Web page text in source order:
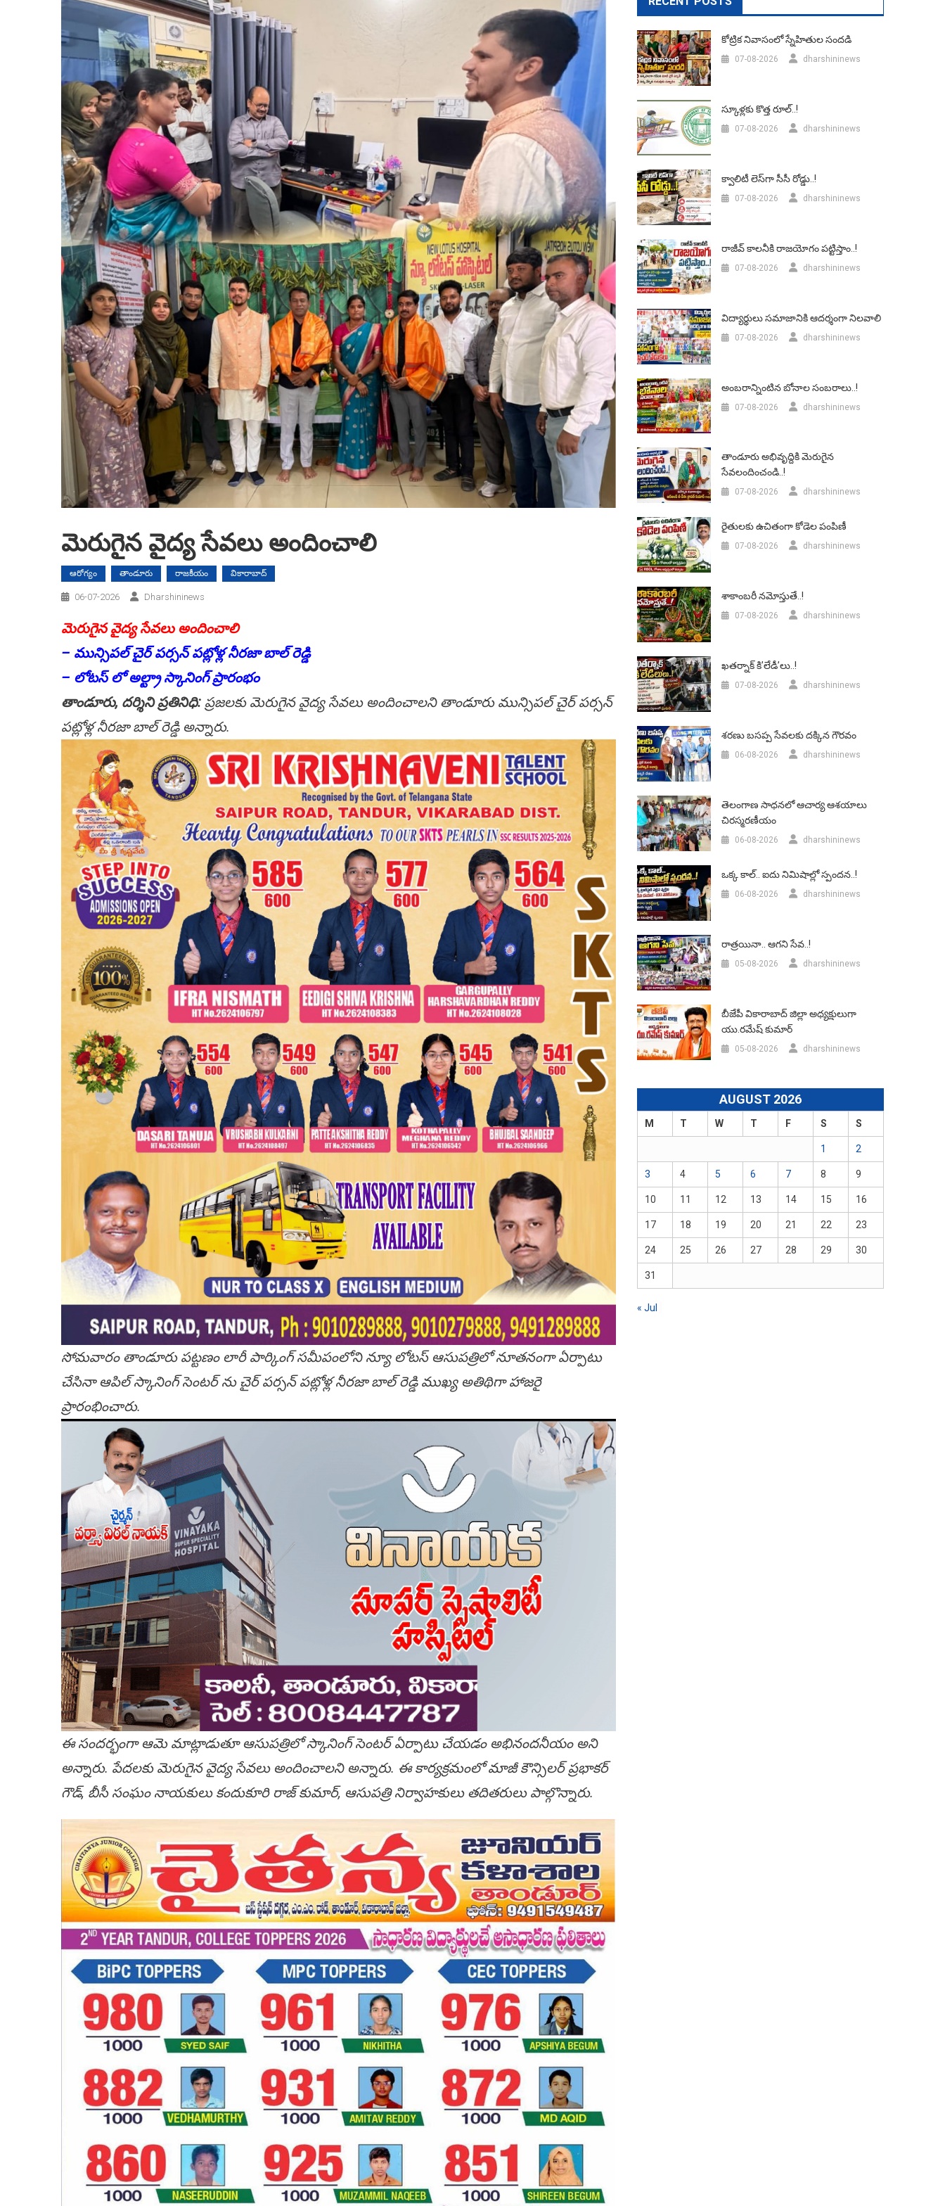
మెరుగైన వైద్య సేవలు అందించాలి
ఆరోగ్యం తాండూరు రాజకీయం వికారాబాద్
06-07-2026 Dharshininews
మెరుగైన వైద్య సేవలు అందించాలి
– మున్సిపల్ చైర్ పర్సన్ పట్లోళ్ల నీరజా బాల్ రెడ్డి
– లోటస్ లో అల్ట్రా స్కానింగ్ ప్రారంభం
తాండూరు, దర్శిని ప్రతినిధి: ప్రజలకు మెరుగైన వైద్య సేవలు అందించాలని తాండూరు మున్సిపల్ చైర్ పర్సన్
పట్లోళ్ల నీరజా బాల్ రెడ్డి అన్నారు.
సోమవారం తాండూరు పట్టణం లారీ పార్కింగ్ సమీపంలోని న్యూ లోటస్ ఆసుపత్రిలో నూతనంగా ఏర్పాటు
చేసినా ఆపిల్ స్కానింగ్ సెంటర్ ను చైర్ పర్సన్ పట్లోళ్ల నీరజా బాల్ రెడ్డి ముఖ్య అతిథిగా హాజరై
ప్రారంభించారు.
ఈ సందర్భంగా ఆమె మాట్లాడుతూ ఆసుపత్రిలో స్కానింగ్ సెంటర్ ఏర్పాటు చేయడం అభినందనీయం అని
అన్నారు. పేదలకు మెరుగైన వైద్య సేవలు అందించాలని అన్నారు. ఈ కార్యక్రమంలో మాజీ కౌన్సిలర్ ప్రభాకర్
గౌడ్, బీసీ సంఘం నాయకులు కందుకూరి రాజ్ కుమార్, ఆసుపత్రి నిర్వాహకులు తదితరులు పాల్గొన్నారు.
కోట్రిక నివాసంలో స్నేహితుల సందడి
07-08-2026 dharshininews
స్కూళ్లకు కొత్త రూల్..!
07-08-2026 dharshininews
క్వాలిటీ లెస్‌గా సీసీ రోడ్డు..!
07-08-2026 dharshininews
రాజీవ్ కాలనీకి రాజయోగం పట్టిస్తాం..!
07-08-2026 dharshininews
విద్యార్థులు సమాజానికి ఆదర్శంగా నిలవాలి
07-08-2026 dharshininews
అంబరాన్నింటిన బోనాల సంబరాలు..!
07-08-2026 dharshininews
తాండూరు అభివృద్దికి మెరుగైన
సేవలందించండి..!
07-08-2026 dharshininews
రైతులకు ఉచితంగా కోడెల పంపిణీ
07-08-2026 dharshininews
శాకాంబరీ నమోస్తుతే..!
07-08-2026 dharshininews
ఖతర్నాక్ కి’లేడీ’లు..!
07-08-2026 dharshininews
శరణు బసప్ప సేవలకు దక్కిన గౌరవం
06-08-2026 dharshininews
తెలంగాణ సాధనలో ఆచార్య ఆశయాలు
చిరస్మరణీయం
06-08-2026 dharshininews
ఒక్క కాల్.. ఐదు నిమిషాల్లో స్పందన..!
06-08-2026 dharshininews
రాత్రయినా.. ఆగని సేవ..!
05-08-2026 dharshininews
బీజేపీ వికారాబాద్‌ జిల్లా అధ్యక్షులుగా
యు.రమేష్‌ కుమార్
05-08-2026 dharshininews
AUGUST 2026
M T W T F S S
1 2
3 4 5 6 7 8 9
10 11 12 13 14 15 16
17 18 19 20 21 22 23
24 25 26 27 28 29 30
31
« Jul